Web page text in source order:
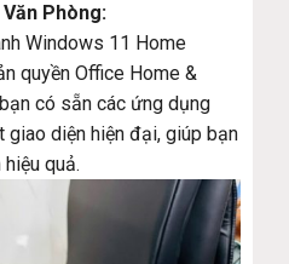
Phòng:
Windows 11 Home
quyền Office Home &
có sẵn các ứng dụng
giao diện hiện đại, giúp bạn
quả.